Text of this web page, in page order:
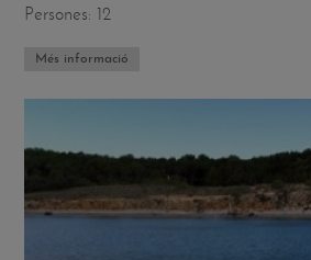
Persones: 12
Més informació